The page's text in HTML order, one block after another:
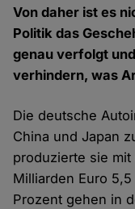
Von daher ist es
Politik das
genau verfolgt
verhindern, was
Die deutsche
China und Japan
produzierte sie
Milliarden Euro
Prozent gehen in